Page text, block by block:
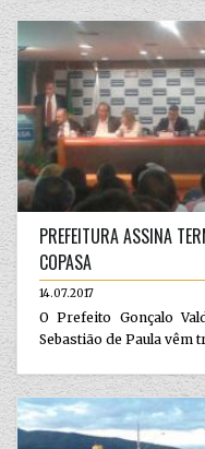
PREFEITURA ASSINA
COPASA
14.07.2017
O Prefeito Gonçalo
Sebastião de Paula vêm